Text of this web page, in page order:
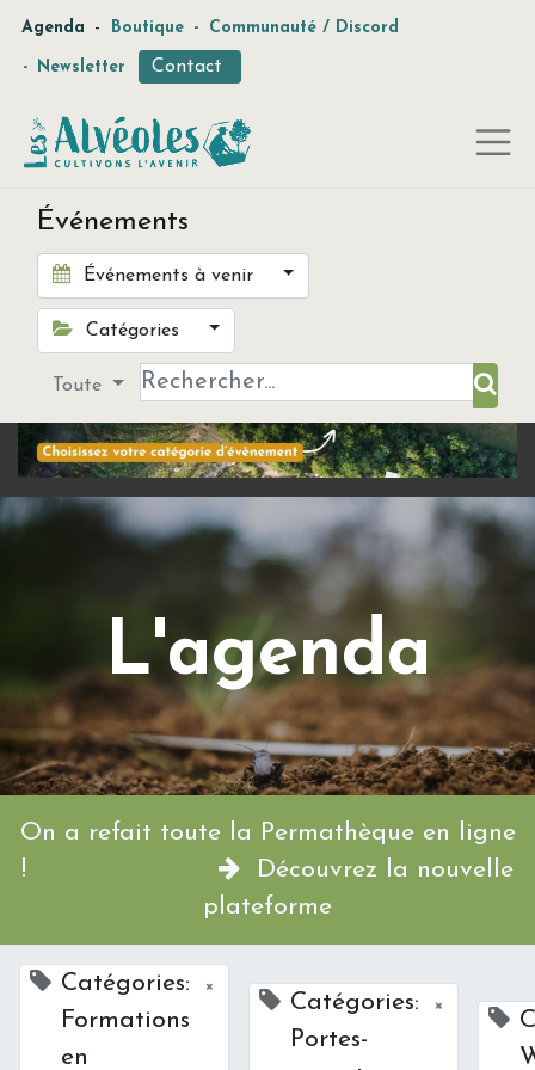
Agenda - Boutique - Communauté / Discord
- Newsletter Contact
Événements
Événements à venir
Catégories
Toute
L'agenda
On a refait toute la Permathèque en ligne
!
Découvrez la nouvelle
plateforme
Catégories:
Formations
en
×
Catégories:
Portes-
×